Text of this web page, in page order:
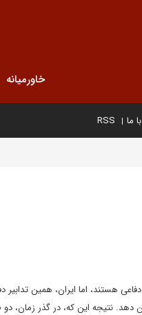
خاورمیانه
ما RSS
هستند، اما ایران، همین تدابیر
دهد. نتیجه این که، در گذر زمان،